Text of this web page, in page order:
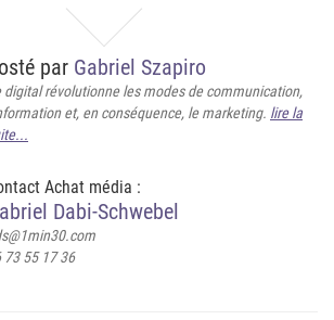
par Gabriel Szapiro
digital révolutionne les modes de communication,
et, en conséquence, le marketing. lire la
Achat média :
Dabi-Schwebel
73 55 17 36